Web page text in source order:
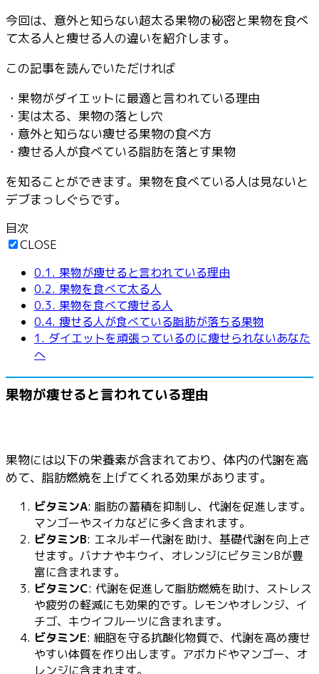
今回は、意外と知らない超太る果物の秘密と果物を食べ
て太る人と痩せる人の違いを紹介します。
この記事を読んでいただければ
・果物がダイエットに最適と言われている理由
・実は太る、果物の落とし穴
・意外と知らない痩せる果物の食べ方
・痩せる人が食べている脂肪を落とす果物
を知ることができます。果物を食べている人は見ないと
デブまっしぐらです。
目次
CLOSE
0.1. 果物が痩せると言われている理由
0.2. 果物を食べて太る人
0.3. 果物を食べて痩せる人
0.4. 痩せる人が食べている脂肪が落ちる果物
1. ダイエットを頑張っているのに痩せられないあなた
へ
果物が痩せると言われている理由
果物には以下の栄養素が含まれており、体内の代謝を高
めて、脂肪燃焼を上げてくれる効果があります。
ビタミンA: 脂肪の蓄積を抑制し、代謝を促進します。
マンゴーやスイカなどに多く含まれます。
ビタミンB: エネルギー代謝を助け、基礎代謝を向上さ
せます。バナナやキウイ、オレンジにビタミンBが豊
富に含まれます。
ビタミンC: 代謝を促進して脂肪燃焼を助け、ストレス
や疲労の軽減にも効果的です。レモンやオレンジ、イ
チゴ、キウイフルーツに含まれます。
ビタミンE: 細胞を守る抗酸化物質で、代謝を高め痩せ
やすい体質を作り出します。アボカドやマンゴー、オ
レンジに含まれます。